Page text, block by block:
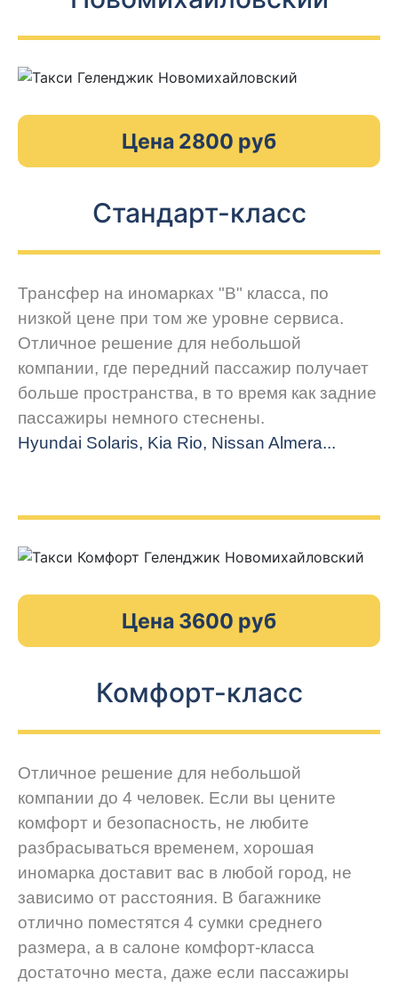
Цена 2800 руб
Стандарт-класс
Трансфер на иномарках "В" класса, по
низкой цене при том же уровне сервиса.
Отличное решение для небольшой
компании, где передний пассажир получает
больше пространства, в то время как задние
пассажиры немного стеснены.
Hyundai Solaris, Kia Rio, Nissan Almera...
Цена 3600 руб
Комфорт-класс
Отличное решение для небольшой
компании до 4 человек. Если вы цените
комфорт и безопасность, не любите
разбрасываться временем, хорошая
иномарка доставит вас в любой город, не
зависимо от расстояния. В багажнике
отлично поместятся 4 сумки среднего
размера, а в салоне комфорт-класса
достаточно места, даже если пассажиры